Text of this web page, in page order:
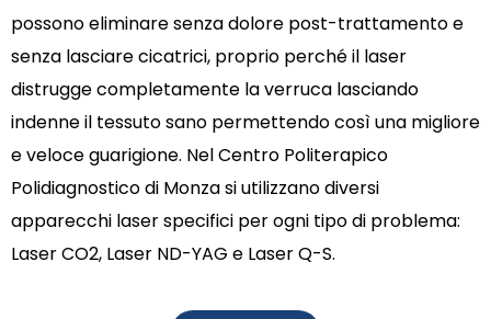
possono eliminare senza dolore post-trattamento e
senza lasciare cicatrici, proprio perché il laser
distrugge completamente la verruca lasciando
indenne il tessuto sano permettendo così una migliore
e veloce guarigione. Nel Centro Politerapico
Polidiagnostico di Monza si utilizzano diversi
apparecchi laser specifici per ogni tipo di problema:
Laser CO2, Laser ND-YAG e Laser Q-S.